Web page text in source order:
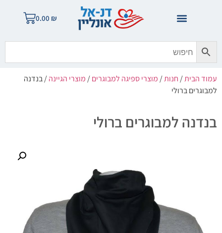
0.00 ₪
עמוד הבית/חנות/מוצרי ספיגה למבוגרים/מוצרי הגיינה/ בנדנה
למבוגרים ברולי
בנדנה למבוגרים ברולי